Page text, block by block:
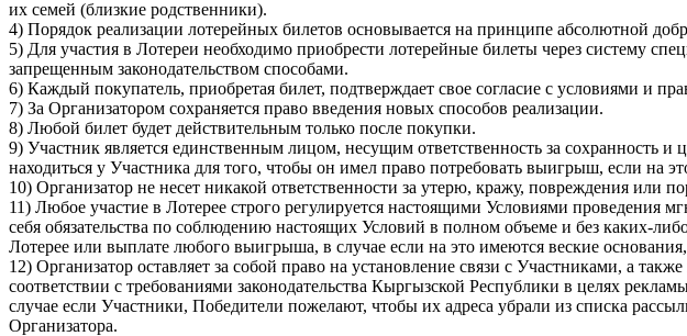
их семей (близкие родственники).
4) Порядок реализации лотерейных билетов основывается на принципе абсолютной
5) Для участия в Лотереи необходимо приобрести лотерейные билеты через систему
запрещенным законодательством способами.
6) Каждый покупатель, приобретая билет, подтверждает свое согласие с условиями и
7) За Организатором сохраняется право введения новых способов реализации.
8) Любой билет будет действительным только после покупки.
9) Участник является единственным лицом, несущим ответственность за сохранность и
находиться у Участника для того, чтобы он имел право потребовать выигрыш, если на
10) Организатор не несет никакой ответственности за утерю, кражу, повреждения или
11) Любое участие в Лотерее строго регулируется настоящими Условиями
себя обязательства по соблюдению настоящих Условий в полном объеме и без каких-
Лотерее или выплате любого выигрыша, в случае если на это имеются веские
12) Организатор оставляет за собой право на установление связи с Участниками, а
соответствии с требованиями законодательства Кыргызской Республики в целях
случае если Участники, Победители пожелают, чтобы их адреса убрали из списка
Организатора.